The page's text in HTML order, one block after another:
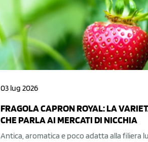
03 lug 2026
FRAGOLA CAPRON ROYAL: LA
CHE PARLA AI MERCATI DI NICCHIA
Antica, aromatica e poco adatta alla filiera